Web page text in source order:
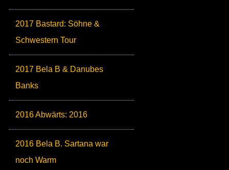
2017 Bastard: Söhne &
Schwestern Tour
2017 Bela B & Danubes
Banks
2016 Abwärts: 2016
2016 Bela B. Sartana war
noch Warm